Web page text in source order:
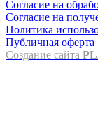
Согласие на
Согласие на
Политика
Публичная оферта
Создание сайта